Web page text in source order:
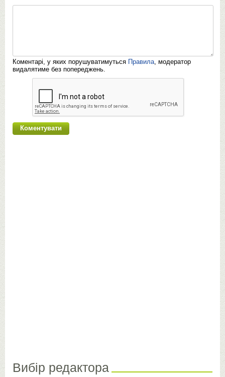
Коментарі, у яких порушуватимуться Правила, модератор
видалятиме без попереджень.
Вибір редактора